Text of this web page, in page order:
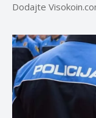
Dodajte